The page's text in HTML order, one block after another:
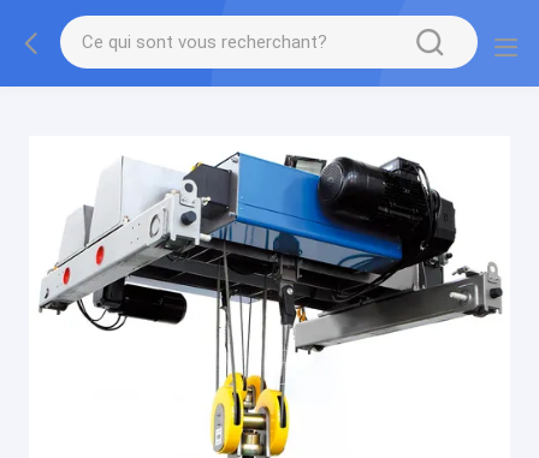
gtag('config', 'G-QWE9HWC3PF', {cookie_flags:
"SameSite=None;Secure"});